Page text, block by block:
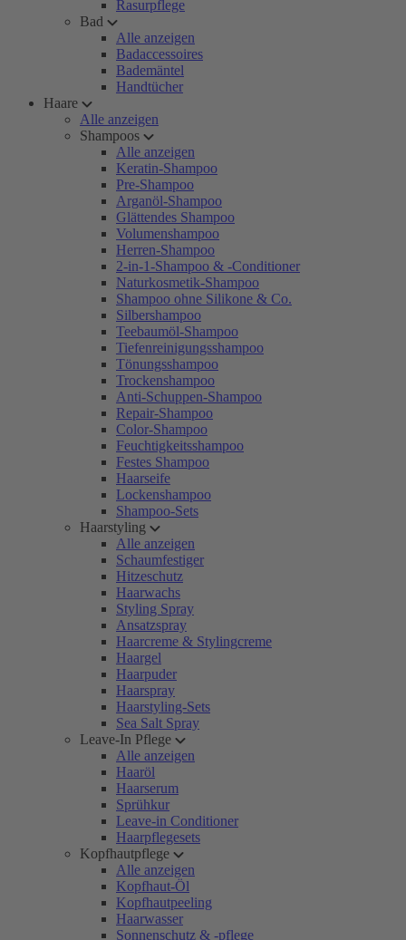
Rasurpflege
Bad
Alle anzeigen
Badaccessoires
Bademäntel
Handtücher
Haare
Alle anzeigen
Shampoos
Alle anzeigen
Keratin-Shampoo
Pre-Shampoo
Arganöl-Shampoo
Glättendes Shampoo
Volumenshampoo
Herren-Shampoo
2-in-1-Shampoo & -Conditioner
Naturkosmetik-Shampoo
Shampoo ohne Silikone & Co.
Silbershampoo
Teebaumöl-Shampoo
Tiefenreinigungsshampoo
Tönungsshampoo
Trockenshampoo
Anti-Schuppen-Shampoo
Repair-Shampoo
Color-Shampoo
Feuchtigkeitsshampoo
Festes Shampoo
Haarseife
Lockenshampoo
Shampoo-Sets
Haarstyling
Alle anzeigen
Schaumfestiger
Hitzeschutz
Haarwachs
Styling Spray
Ansatzspray
Haarcreme & Stylingcreme
Haargel
Haarpuder
Haarspray
Haarstyling-Sets
Sea Salt Spray
Leave-In Pflege
Alle anzeigen
Haaröl
Haarserum
Sprühkur
Leave-in Conditioner
Haarpflegesets
Kopfhautpflege
Alle anzeigen
Kopfhaut-Öl
Kopfhautpeeling
Haarwasser
Sonnenschutz & -pflege